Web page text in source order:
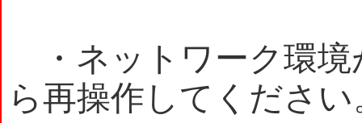
・ネットワーク環境
ら再操作してください